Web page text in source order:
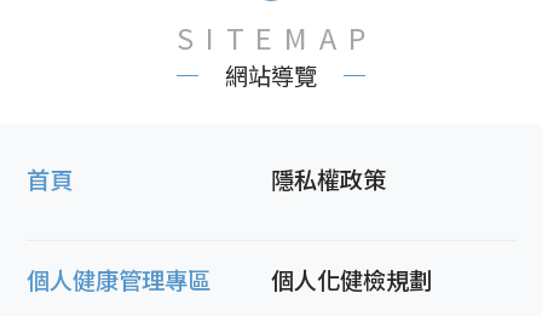
SITEMAP
網站導覽
首頁 隱私權政策
個人健康管理專區
個人化健檢規劃